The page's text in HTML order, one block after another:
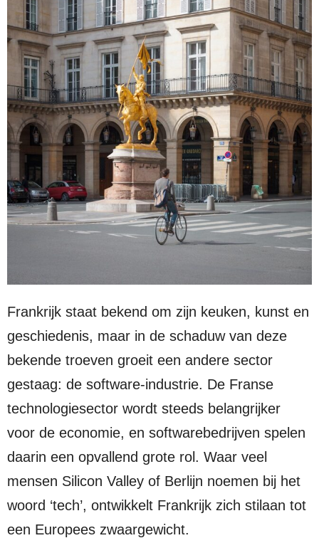
Frankrijk staat bekend om zijn keuken, kunst en
geschiedenis, maar in de schaduw van deze
bekende troeven groeit een andere sector
gestaag: de software-industrie. De Franse
technologiesector wordt steeds belangrijker
voor de economie, en softwarebedrijven spelen
daarin een opvallend grote rol. Waar veel
mensen Silicon Valley of Berlijn noemen bij het
woord ‘tech’, ontwikkelt Frankrijk zich stilaan tot
een Europees zwaargewicht.